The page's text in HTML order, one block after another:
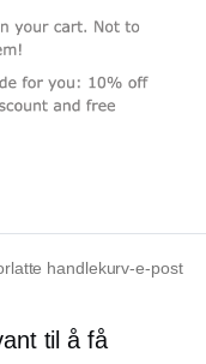
handlekurv-e-post
til å få